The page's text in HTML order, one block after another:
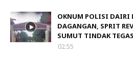
OKNUM POLISI DAIRI
DAGANGAN, SPRIT
SUMUT TINDAK TEGAS
02:55